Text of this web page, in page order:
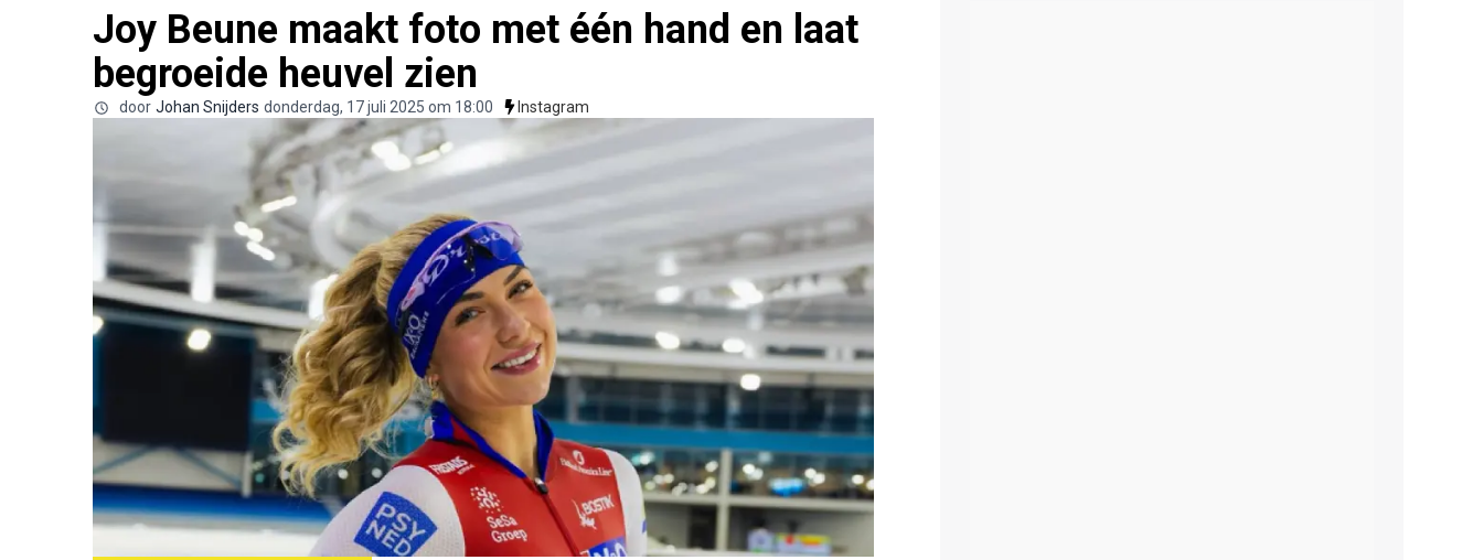
Joy Beune maakt foto met één hand en laat
begroeide heuvel zien
door Johan Snijders donderdag, 17 juli 2025 om 18:00 Instagram